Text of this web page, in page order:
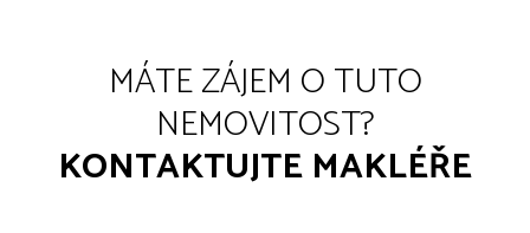
MÁTE ZÁJEM O TUTO
NEMOVITOST?
KONTAKTUJTE MAKLÉŘE